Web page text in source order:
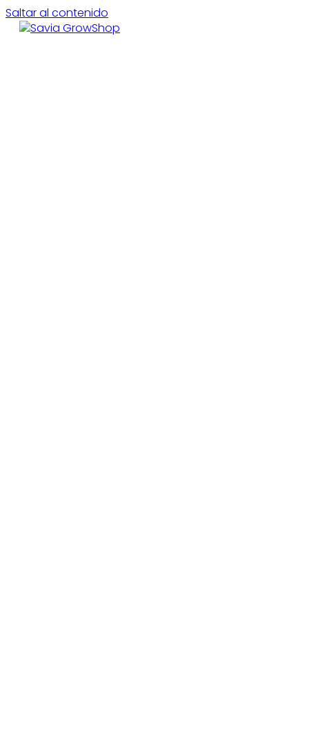
Saltar al contenido